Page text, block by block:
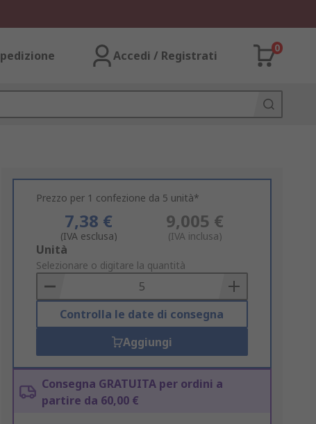
Accedi / Registrati
0
Prezzo per 1 confezione da 5 unità*
7,38 €
(IVA esclusa)
9,005 €
(IVA inclusa)
Add
to
Basket
Unità
Selezionare o digitare la quantità
Controlla le date di consegna
Aggiungi
Consegna GRATUITA per ordini a
partire da 60,00 €